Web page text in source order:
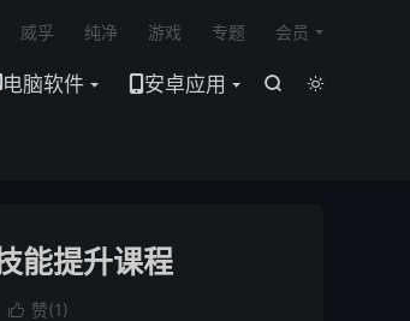


电脑软件 安卓应用
威孚 纯净 游戏 专题 会员
能提升课程
 赞(1)